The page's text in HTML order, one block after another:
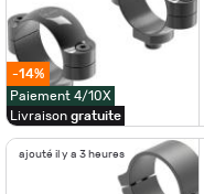
-14%
Paiement 4/10X
Livraison gratuite
ajouté il y a 3 heures